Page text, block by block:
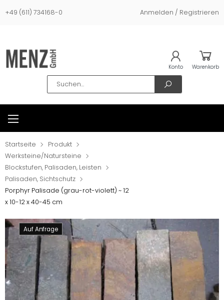
+49 (611) 734168-0 Anmelden / Registrieren
Search
Konto Warenkorb
Startseite
Produkt
Werksteine/Natursteine
Blockstufen, Palisaden, Leisten
Palisaden, Sichtschutz
Porphyr Palisade (grau-rot-violett) ~ 12
x 10-12 x 40-45 cm
Auf Anfrage